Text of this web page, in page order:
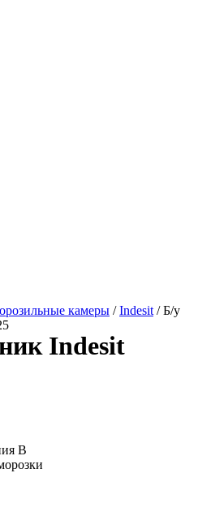
камеры /Indesit / Б/у
Indesit
B